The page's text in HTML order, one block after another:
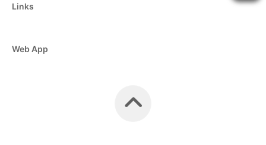
Links
Web App